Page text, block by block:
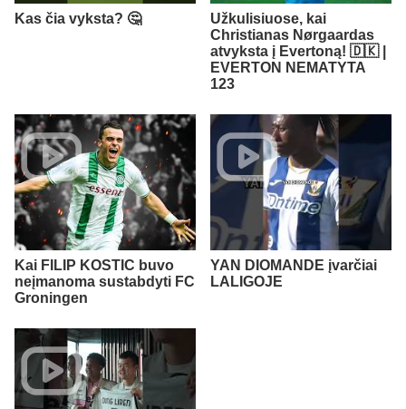
Kas čia vyksta? 🤔
Užkulisiuose, kai
Christianas Nørgaardas
atvyksta į Evertoną! 🇩🇰 |
EVERTON NEMATYTA
123
Kai FILIP KOSTIC buvo
neįmanoma sustabdyti FC
Groningen
YAN DIOMANDE įvarčiai
LALIGOJE